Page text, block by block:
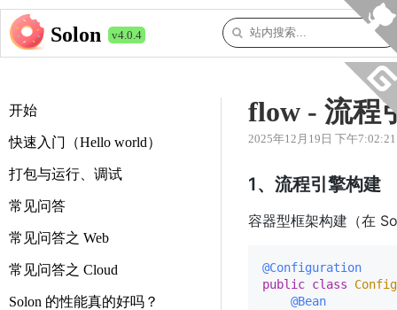
Solon v4.0.4
开始
快速入门（Hello world）
打包与运行、调试
常见问答
常见问答之 Web
常见问答之 Cloud
Solon 的性能真的好吗？
flow - 流程
2025年12月19日 下午7:02:21
1、流程引擎构建
容器型框架构建（在
@Configuration
public class
@Bean